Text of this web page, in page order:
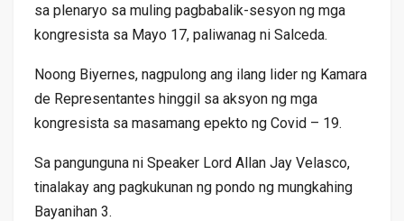
sa plenaryo sa muling pagbabalik-sesyon ng mga
kongresista sa Mayo 17, paliwanag ni Salceda.
Noong Biyernes, nagpulong ang ilang lider ng Kamara
de Representantes hinggil sa aksyon ng mga
kongresista sa masamang epekto ng Covid – 19.
Sa pangunguna ni Speaker Lord Allan Jay Velasco,
tinalakay ang pagkukunan ng pondo ng mungkahing
Bayanihan 3.